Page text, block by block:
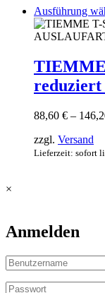
Ausführung
TIEMME
88,60 € –
zzgl. Versand
Lieferzeit: sofort
×
Anmelden